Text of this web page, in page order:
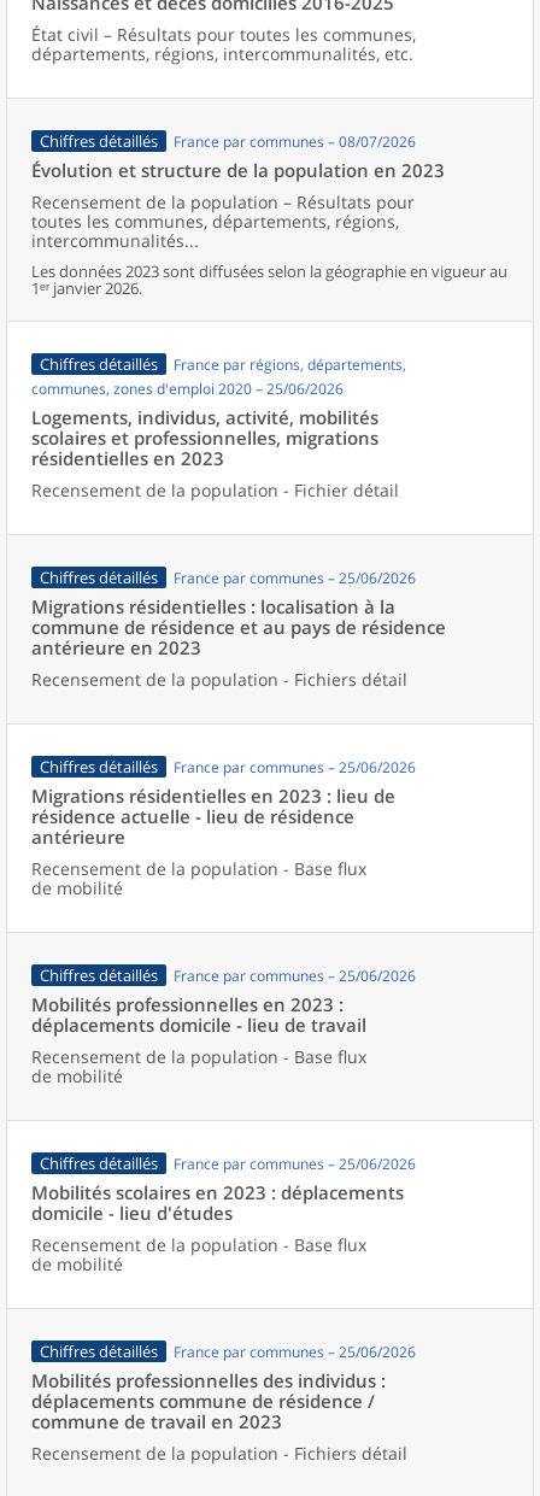
État civil – Résultats pour toutes les communes,
départements, régions, intercommunalités, etc.
Chiffres détaillés France par communes – 08/07/2026
Évolution et structure de la population en 2023
Recensement de la population – Résultats pour
toutes les communes, départements, régions,
intercommunalités...
Les données 2023 sont diffusées selon la géographie en vigueur au
1ᵉʳ janvier 2026.
Chiffres détaillés
France par régions, départements,
communes, zones d'emploi 2020 – 25/06/2026
Logements, individus, activité, mobilités
scolaires et professionnelles, migrations
résidentielles en 2023
Recensement de la population - Fichier détail
Chiffres détaillés France par communes – 25/06/2026
Migrations résidentielles : localisation à la
commune de résidence et au pays de résidence
antérieure en 2023
Recensement de la population - Fichiers détail
Chiffres détaillés France par communes – 25/06/2026
Migrations résidentielles en 2023 : lieu de
résidence actuelle - lieu de résidence
antérieure
Recensement de la population - Base flux
de mobilité
Chiffres détaillés France par communes – 25/06/2026
Mobilités professionnelles en 2023 :
déplacements domicile - lieu de travail
Recensement de la population - Base flux
de mobilité
Chiffres détaillés France par communes – 25/06/2026
Mobilités scolaires en 2023 : déplacements
domicile - lieu d'études
Recensement de la population - Base flux
de mobilité
Chiffres détaillés France par communes – 25/06/2026
Mobilités professionnelles des individus :
déplacements commune de résidence /
commune de travail en 2023
Recensement de la population - Fichiers détail